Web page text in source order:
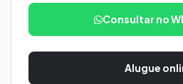
Consultar no
Alugue